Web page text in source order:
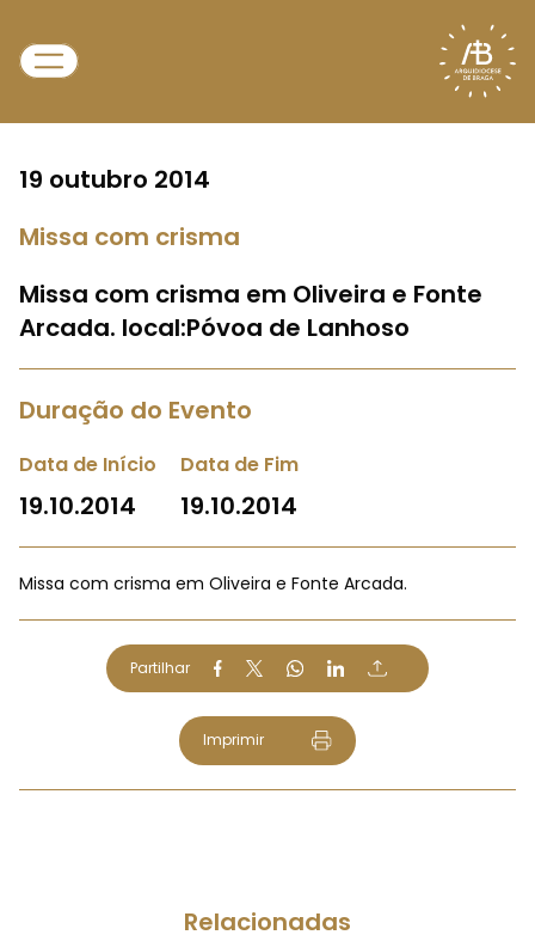
19 outubro 2014
Missa com crisma
Missa com crisma em Oliveira e Fonte
Arcada. local:Póvoa de Lanhoso
Duração do Evento
Data de Início
19.10.2014
Data de Fim
19.10.2014
Missa com crisma em Oliveira e Fonte Arcada.
Partilhar
Imprimir
Relacionadas